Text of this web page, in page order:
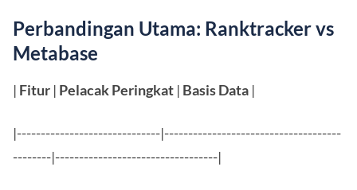
Perbandingan Utama: Ranktracker vs
Metabase
| Fitur | Pelacak Peringkat | Basis Data |
|------------------------------|-------------------------------------
--------|----------------------------------|